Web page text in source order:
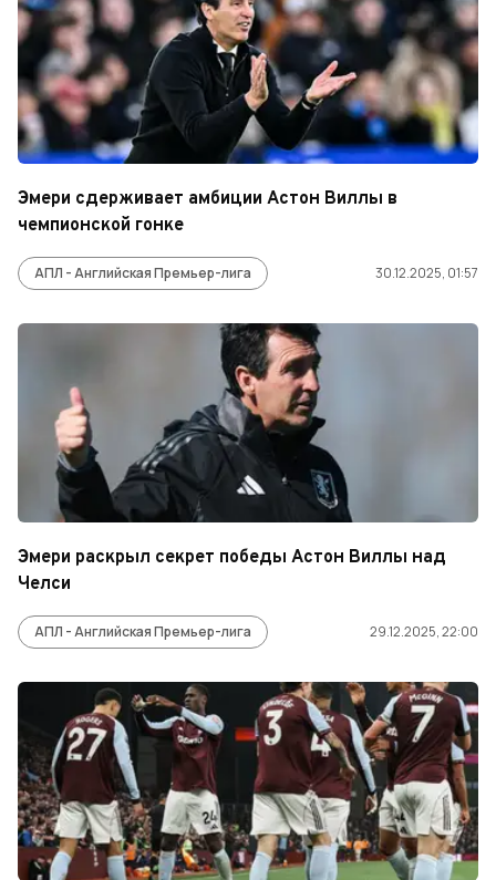
Эмери сдерживает амбиции Астон Виллы в
чемпионской гонке
АПЛ - Английская Премьер-лига 30.12.2025, 01:57
Эмери раскрыл секрет победы Астон Виллы над
Челси
АПЛ - Английская Премьер-лига 29.12.2025, 22:00